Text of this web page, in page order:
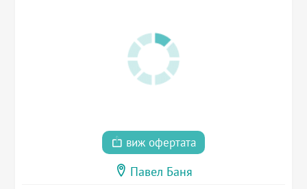
виж офертата
Павел Баня